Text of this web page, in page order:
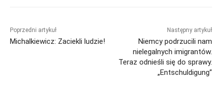
Poprzedni artykuł
Michalkiewicz: Zaciekli ludzie!
Następny artykuł
Niemcy podrzucili nam
nielegalnych imigrantów.
Teraz odnieśli się do sprawy.
„Entschuldigung”